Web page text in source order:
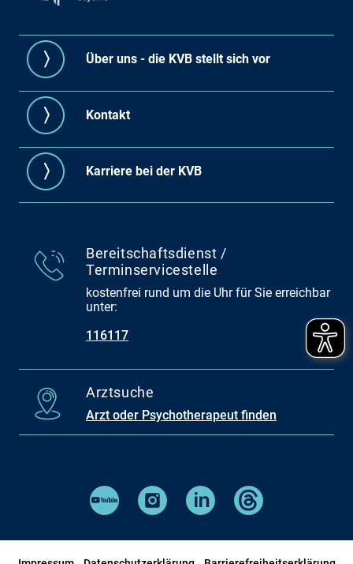
Über uns - die KVB stellt sich vor
Kontakt
Karriere bei der KVB
Bereitschaftsdienst /
Terminservicestelle
kostenfrei rund um die Uhr für Sie erreichbar
unter:
116117
Arztsuche
Arzt oder Psychotherapeut finden